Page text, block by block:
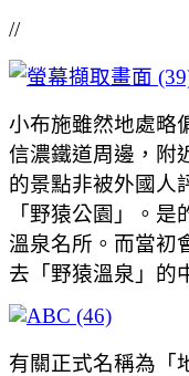
//
小布施雖然地處略
信濃鐵道周邊，附
的景點非被外國人
「野猿公園」。
溫泉名所。而當初
去「野猿溫泉」的
有關正式名稱為「